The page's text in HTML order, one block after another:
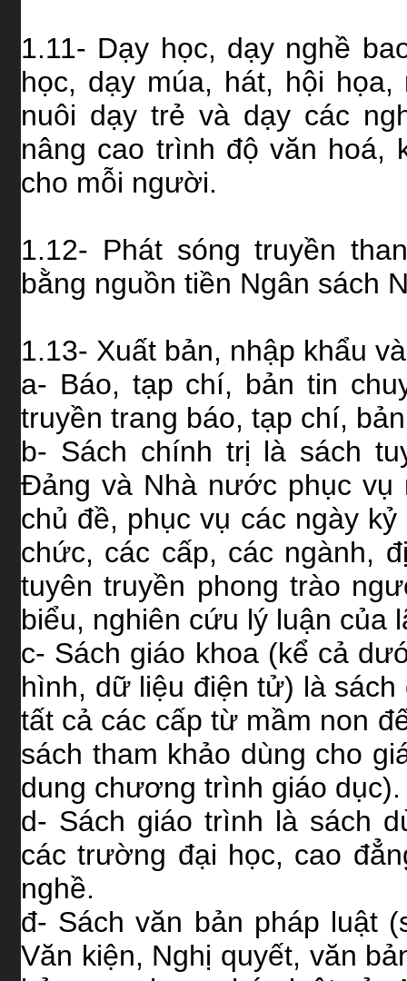
1.11- Dạy học, dạy nghề
học, dạy múa, hát, hội
nuôi dạy trẻ và dạy các
nâng cao trình độ văn hoá,
cho mỗi người.
1.12- Phát sóng truyền
bằng nguồn tiền Ngân sách
1.13- Xuất bản, nhập khẩu
a- Báo, tạp chí, bản tin
truyền trang báo, tạp chí,
b- Sách chính trị là sách
Đảng và Nhà nước phục vụ
chủ đề, phục vụ các ngày
chức, các cấp, các ngành,
tuyên truyền phong trào
biểu, nghiên cứu lý luận của
c- Sách giáo khoa (kể cả
hình, dữ liệu điện tử) là
tất cả các cấp từ mầm non
sách tham khảo dùng cho
dung chương trình giáo dục).
d- Sách giáo trình là sách
các trường đại học, cao
nghề.
đ- Sách văn bản pháp luật
Văn kiện, Nghị quyết, văn